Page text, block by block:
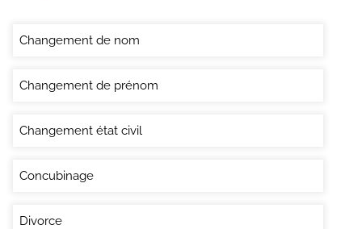
Changement de nom
Changement de prénom
Changement état civil
Concubinage
Divorce